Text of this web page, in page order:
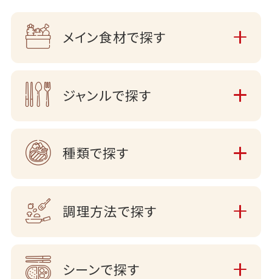
メイン食材で探す
ジャンルで探す
種類で探す
調理方法で探す
シーンで探す